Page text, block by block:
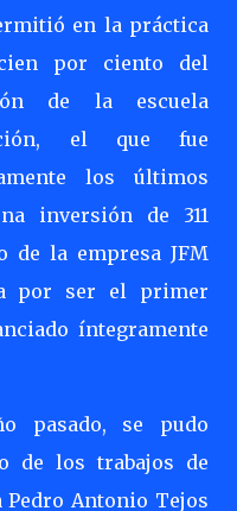
en la práctica
por ciento del
de la escuela
el que fue
los últimos
inversión de 311
de la empresa JFM
por ser el primer
íntegramente
pasado, se pudo
de los trabajos de
Pedro Antonio Tejos